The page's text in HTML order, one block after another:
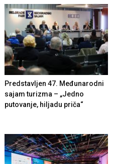
Predstavljen 47. Međunarodni
sajam turizma – „Jedno
putovanje, hiljadu priča“